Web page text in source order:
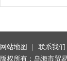
网站地图 | 联系我们
版权所有：乌海市贸